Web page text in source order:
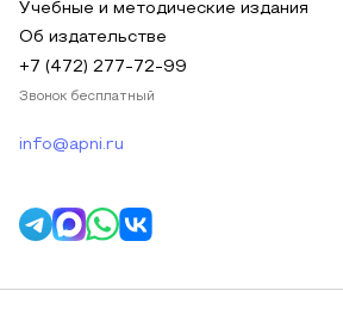
Учебные и методические издания
Об издательстве
+7 (472) 277-72-99
Звонок бесплатный
info@apni.ru